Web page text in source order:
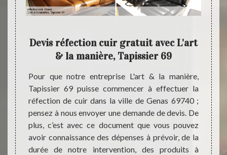
du
une
nos
une
sur
des
Devis réfection cuir gratuit avec L'art
& la manière, Tapissier 69
Pour que notre entreprise L'art & la manière,
Tapissier 69 puisse commencer à effectuer la
réfection de cuir dans la ville de Genas 69740 ;
pensez à nous envoyer une demande de devis. De
plus, c’est avec ce document que vous pouvez
avoir connaissance des dépenses à prévoir, de la
durée de notre intervention, des produits à
de
à
état